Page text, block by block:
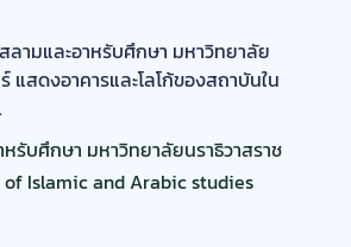
บุคลากร